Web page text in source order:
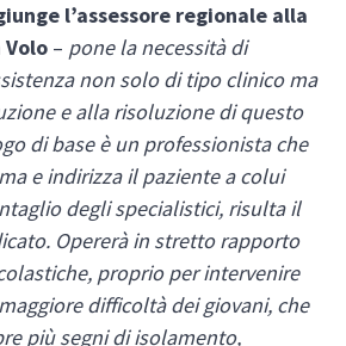
l’assessore regionale alla
– pone la necessità di
non solo di tipo clinico ma
e alla risoluzione di questo
di base è un professionista che
e indirizza il paziente a colui
degli specialistici, risulta il
Opererà in stretto rapporto
proprio per intervenire
difficoltà dei giovani, che
più segni di isolamento,